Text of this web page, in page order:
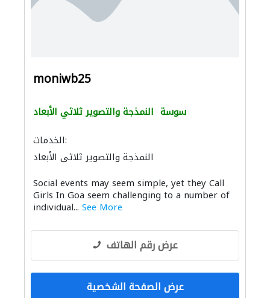
moniwb25
النمذجة والتصوير ثلاثي الأبعاد سوسة
الخدمات:
النمذجة والتصوير ثلاثي الأبعاد
Social events may seem simple, yet they Call
Girls In Goa seem challenging to a number of
individual... See More
عرض رقم الهاتف
عرض الصفحة الشخصية